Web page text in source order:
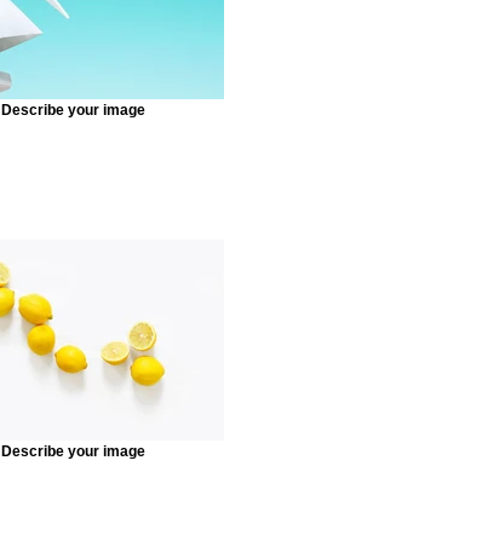
Describe your image
Describe your image